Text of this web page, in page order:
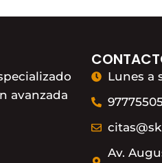
avanzada
Lunes a
Av.